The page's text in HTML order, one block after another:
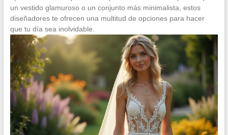
un vestido glamuroso o un conjunto más minimalista, estos
diseñadores te ofrecen una multitud de opciones para hacer
que tu día sea inolvidable.